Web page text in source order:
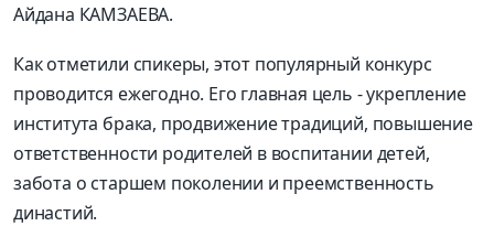
Айдана КАМЗАЕВА.
Как отметили спикеры, этот популярный конкурс
проводится ежегодно. Его главная цель - укрепление
института брака, продвижение традиций, повышение
ответственности родителей в воспитании детей,
забота о старшем поколении и преемственность
династий.